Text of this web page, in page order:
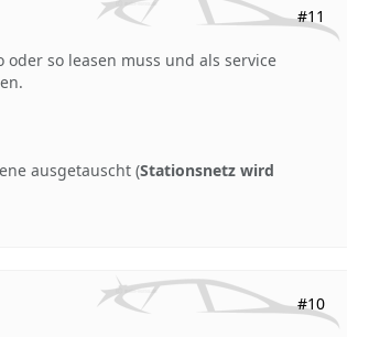
#11
so leasen muss und als service
ausgetauscht (Stationsnetz wird
#10